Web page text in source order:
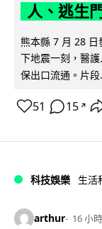
人、逃生
熊本縣 7 月 28
下地震一刻，醫
保出口流通。片段
51 15 ↗
科技娛樂 生活
arthur 16 小時